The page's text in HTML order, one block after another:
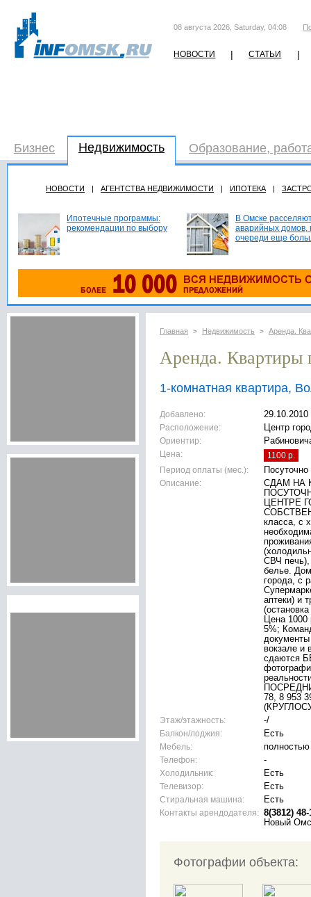
08 августа 2026, Saturday, 04:08
НОВОСТИ | СТАТЬИ |
Бизнес Недвижимость Образование,
НОВОСТИ | АГЕНТСТВА НЕДВИЖИМОСТИ | ИПОТЕКА |
Ипотечные программы:
рекомендации по выбору
В Омске
аварийных домов,
очереди еще
Главная > Недвижимость > Аренда.
Аренда. Квартиры
1-комнатная квартира,
Добавлено:
29.10.2010
Расположение:
Центр
Ориентир:
Цена:
1100 р.
Период оплаты (мес.):
Посуточно
Описание:
СДАМ НА
ЦЕНТРЕ
класса, с
СВЧ печь),
белье.
города, с
аптеки) и
Цена 1000
5%;
вокзале и
сдаются
78, 8 953
Этаж/этажность:
-/
Балкон/лоджия:
Есть
Мебель:
полностью
Телефон:
-
Холодильник:
Есть
Телевизор:
Есть
Стиральная машина:
Есть
Контакты арендодателя: 8(3812)
Новый
Фотографии объекта: